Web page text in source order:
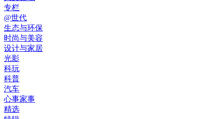
专栏
@世代
生态与环保
时尚与美容
设计与家居
光影
科玩
科普
汽车
心事家事
精选